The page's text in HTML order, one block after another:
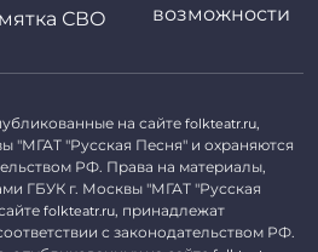
СВО
возможности
на сайте folkteatr.ru,
"МГАТ "Русская Песня" и охраняются
РФ. Права на материалы,
ГБУК г. Москвы "МГАТ "Русская
folkteatr.ru, принадлежат
с законодательством РФ.